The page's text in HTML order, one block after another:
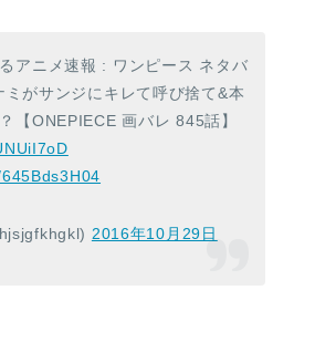
アニメ速報 : ワンピース ネタバ
がサンジにキレて呼び捨て&本
【ONEPIECE 画バレ 845話】
2016年10月29日